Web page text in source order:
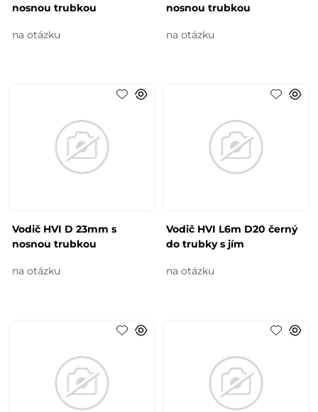
nosnou trubkou
na otázku
nosnou trubkou
na otázku
Vodič HVI D 23mm s
nosnou trubkou
na otázku
Vodič HVI L6m D20 černý
do trubky s jím
na otázku